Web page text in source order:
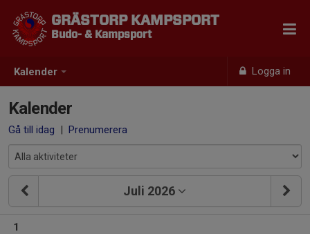
Kalender Logga in
GRÄSTORP KAMPSPORT
Budo- & Kampsport
Kalender
Gå till idag | Prenumerera
Juli 2026
1